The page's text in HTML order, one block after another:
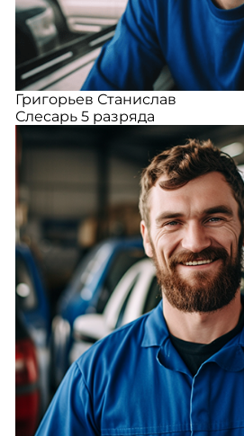
Григорьев Станислав
Слесарь 5 разряда